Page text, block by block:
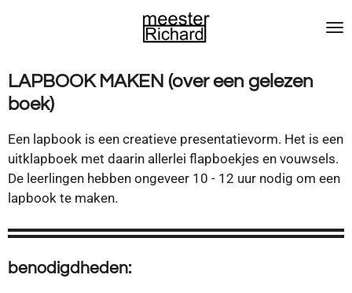
de
hoofdinhoud
LAPBOOK MAKEN (over een gelezen
boek)
Een lapbook is een creatieve presentatievorm. Het is een
uitklapboek met daarin allerlei flapboekjes en vouwsels.
De leerlingen hebben ongeveer 10 - 12 uur nodig om een
lapbook te maken.
benodigdheden: